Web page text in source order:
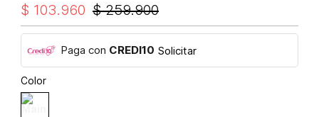
$ 259.900
$ 103.960
Paga con CREDI10 Solicitar
Color